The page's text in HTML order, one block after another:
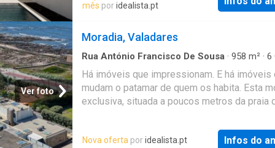
Gaia. Aqui, você encontrará o equilíbrio
mês poridealista.pt
Ver foto
Moradia, Valadares
Rua António Francisco De Sousa · 958 m² · 6
Há imóveis que impressionam. E há imóveis
mudam o patamar de quem os habita. Esta
exclusiva, situada a poucos metros da praia
sofisticação, privacidade e dimensão.
num lote generoso, com uma arquitetura
Nova oferta poridealista.pt Infos do